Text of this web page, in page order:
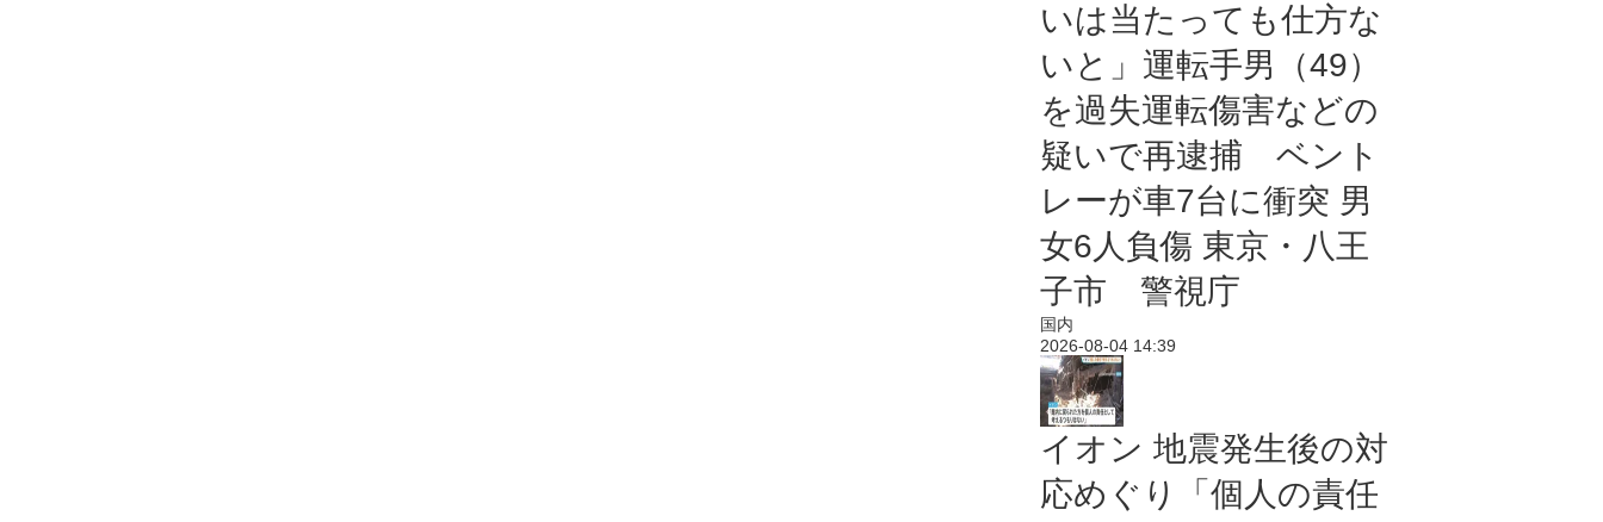
いは当たっても仕方な
いと」運転手男（49）
を過失運転傷害などの
疑いで再逮捕 ベント
レーが車7台に衝突 男
女6人負傷 東京・八王
子市 警視庁
国内
2026-08-04 14:39
イオン 地震発生後の対
応めぐり「個人の責任